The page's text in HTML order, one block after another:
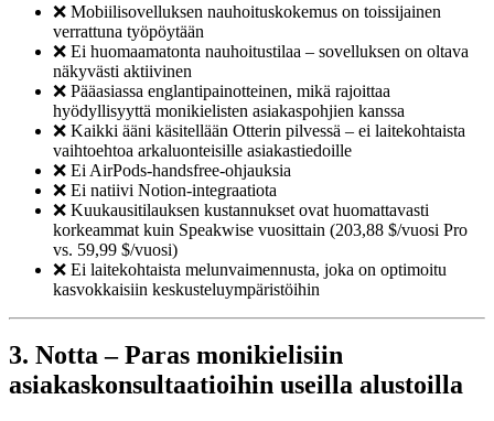
❌ Mobiilisovelluksen nauhoituskokemus on toissijainen
verrattuna työpöytään
❌ Ei huomaamatonta nauhoitustilaa – sovelluksen on oltava
näkyvästi aktiivinen
❌ Pääasiassa englantipainotteinen, mikä rajoittaa
hyödyllisyyttä monikielisten asiakaspohjien kanssa
❌ Kaikki ääni käsitellään Otterin pilvessä – ei laitekohtaista
vaihtoehtoa arkaluonteisille asiakastiedoille
❌ Ei AirPods-handsfree-ohjauksia
❌ Ei natiivi Notion-integraatiota
❌ Kuukausitilauksen kustannukset ovat huomattavasti
korkeammat kuin Speakwise vuosittain (203,88 $/vuosi Pro
vs. 59,99 $/vuosi)
❌ Ei laitekohtaista melunvaimennusta, joka on optimoitu
kasvokkaisiin keskusteluympäristöihin
3. Notta – Paras monikielisiin
asiakaskonsultaatioihin useilla alustoilla